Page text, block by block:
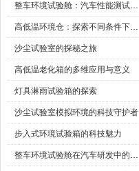
整车环境试验舱：汽车性能测试的设备
高低温环境仓：探索不同条件下的科学奥秘
沙尘试验室的探秘之旅
高低温老化箱的多维应用与意义
灯具淋雨试验箱的探索
沙尘试验室模拟环境的科技守护者
步入式环境试验箱的科技魅力
整车环境试验舱在汽车研发中的作用